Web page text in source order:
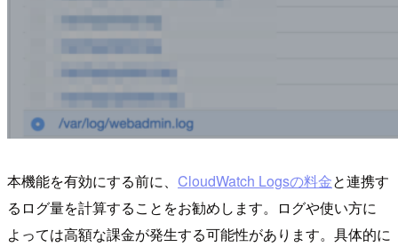
本機能を有効にする前に、 CloudWatch Logsの料金と連携す
るログ量を計算することをお勧めします。ログや使い方に
よっては高額な課金が発生する可能性があります。具体的に